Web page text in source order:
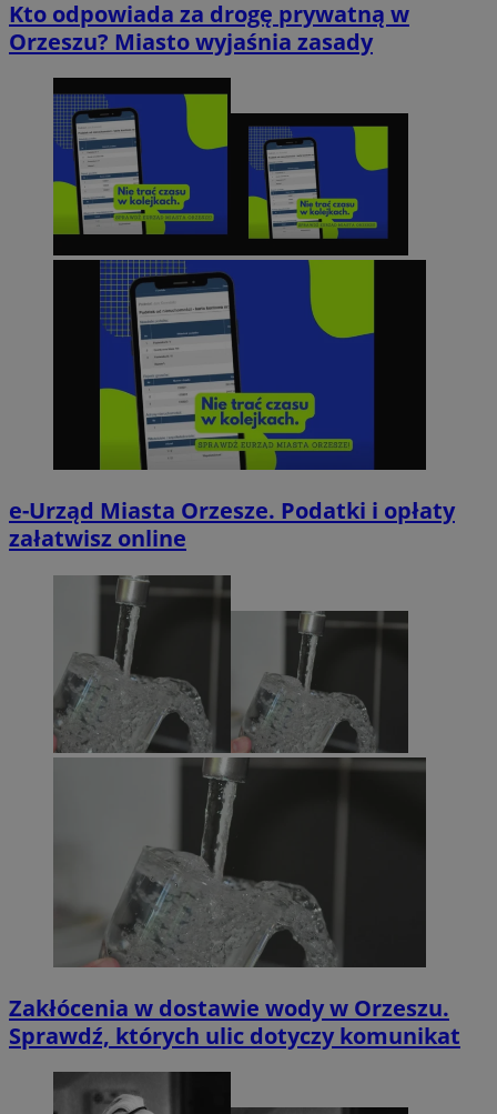
Kto odpowiada za drogę prywatną w
Orzeszu? Miasto wyjaśnia zasady
e-Urząd Miasta Orzesze. Podatki i opłaty
załatwisz online
Zakłócenia w dostawie wody w Orzeszu.
Sprawdź, których ulic dotyczy komunikat